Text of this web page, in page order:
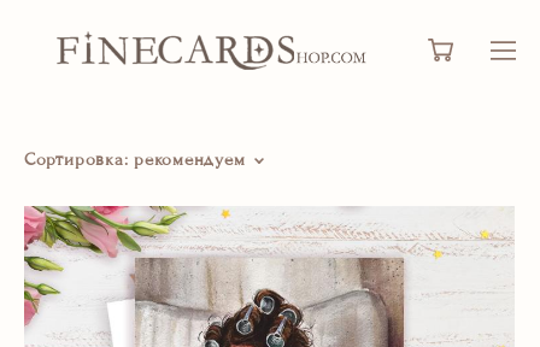
Сортировка: рекомендуем